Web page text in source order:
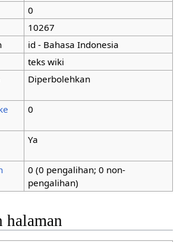
0
10267
id - Bahasa Indonesia
teks wiki
Diperbolehkan
0
Ya
0 (0 pengalihan; 0 non-
pengalihan)
halaman